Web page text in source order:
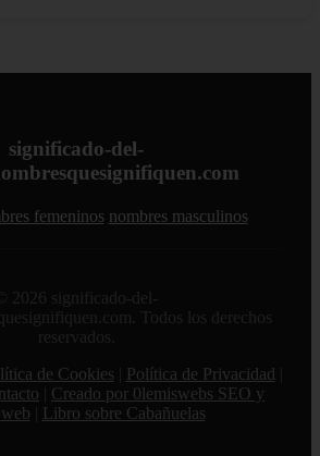
significado-del-
femeninos nombres masculinos
2026 significado-del-
Todos los derechos
reservados.
de Cookies Política de Privacidad
Creado por 0lemiswebs SEO y
Libro sobre Cabañuelas